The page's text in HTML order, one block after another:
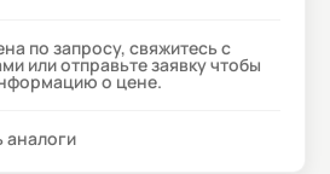
по запросу, свяжитесь с
или отправьте заявку чтобы
о цене.
аналоги